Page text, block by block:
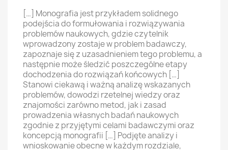
[…] Monografia jest przykładem solidnego
podejścia do formułowania i rozwiązywania
problemów naukowych, gdzie czytelnik
wprowadzony zostaje w problem badawczy,
zapoznaje się z uzasadnieniem tego problemu, a
następnie może śledzić poszczególne etapy
dochodzenia do rozwiązań końcowych […]
Stanowi ciekawą i ważną analizę wskazanych
problemów, dowodzi rzetelnej wiedzy oraz
znajomości zarówno metod, jak i zasad
prowadzenia własnych badań naukowych
zgodnie z przyjętymi celami badawczymi oraz
koncepcją monografii […] Podjęte analizy i
wnioskowanie obecne w każdym rozdziale,